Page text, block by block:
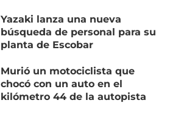
Yazaki lanza una nueva
búsqueda de personal para su
planta de Escobar
Murió un motociclista que
chocó con un auto en el
kilómetro 44 de la autopista